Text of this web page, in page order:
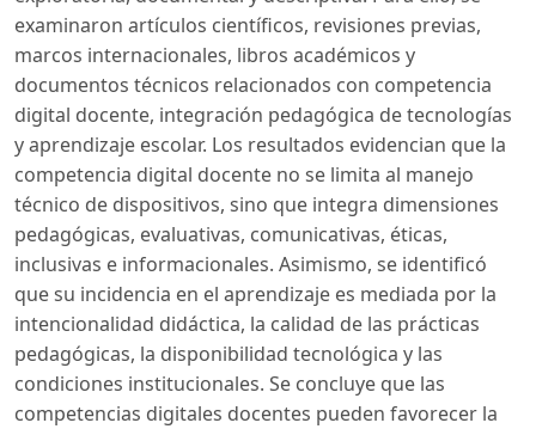
examinaron artículos científicos, revisiones previas,
marcos internacionales, libros académicos y
documentos técnicos relacionados con competencia
digital docente, integración pedagógica de tecnologías
y aprendizaje escolar. Los resultados evidencian que la
competencia digital docente no se limita al manejo
técnico de dispositivos, sino que integra dimensiones
pedagógicas, evaluativas, comunicativas, éticas,
inclusivas e informacionales. Asimismo, se identificó
que su incidencia en el aprendizaje es mediada por la
intencionalidad didáctica, la calidad de las prácticas
pedagógicas, la disponibilidad tecnológica y las
condiciones institucionales. Se concluye que las
competencias digitales docentes pueden favorecer la